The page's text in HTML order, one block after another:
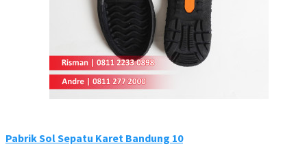
Pabrik Sol Sepatu Karet Bandung 10